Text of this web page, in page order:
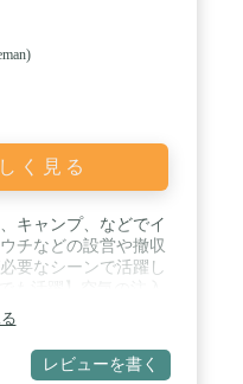
く見る
キャンプ、などでイ
チなどの設営や撤収
要なシーンで活躍し
だけでなく撤収時に
い汎用性】アルカリ
電源の無い場所でも
す。 / 【選べるアダ
レビューを書く